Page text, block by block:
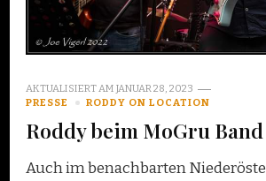
AKTUALISIERT AM JANUAR 28, 2023
PRESSE
RODDY ON LOCATION
Roddy beim MoGru Band
Auch im benachbarten